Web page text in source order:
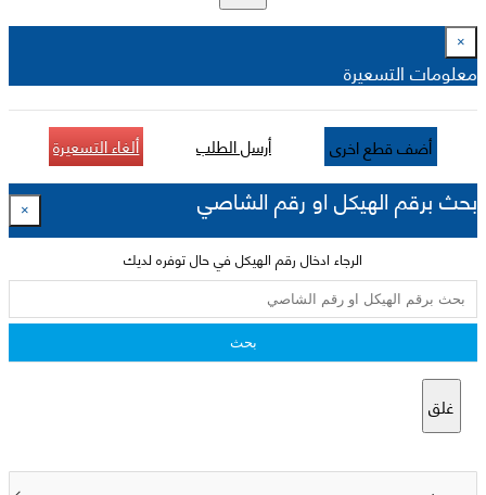
×
معلومات التسعيرة
أضف قطع اخرى أرسل الطلب ألغاء التسعيرة
بحث برقم الهيكل او رقم الشاصي ×
الرجاء ادخال رقم الهيكل في حال توفره لديك
بحث
غلق